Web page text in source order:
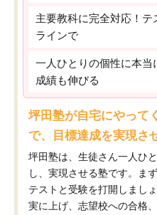
主要教科に完全対応！
ラインで
一人ひとりの個性に本当
成績も伸びる
坪田塾が自宅にやって
で、目標達成を実現さ
坪田塾は、生徒さん一人ひ
し、実現させる塾です。ま
テストと受験を打開しまし
実に上げ、志望校への合格